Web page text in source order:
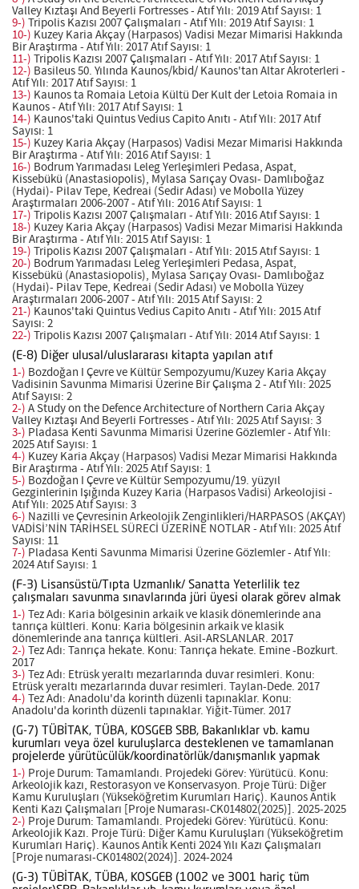
Valley Kıztaşı And Beyerli Fortresses - Atıf Yılı: 2019 Atıf Sayısı: 1
9-) Tripolis Kazısı 2007 Çalışmaları - Atıf Yılı: 2019 Atıf Sayısı: 1
10-) Kuzey Karia Akçay (Harpasos) Vadisi Mezar Mimarisi Hakkında
Bir Araştırma - Atıf Yılı: 2017 Atıf Sayısı: 1
11-) Tripolis Kazısı 2007 Çalışmaları - Atıf Yılı: 2017 Atıf Sayısı: 1
12-) Basileus 50. Yılında Kaunos/kbid/ Kaunos'tan Altar Akroterleri -
Atıf Yılı: 2017 Atıf Sayısı: 1
13-) Kaunos ta Romaia Letoia Kültü Der Kult der Letoia Romaia in
Kaunos - Atıf Yılı: 2017 Atıf Sayısı: 1
14-) Kaunos'taki Quintus Vedius Capito Anıtı - Atıf Yılı: 2017 Atıf
Sayısı: 1
15-) Kuzey Karia Akçay (Harpasos) Vadisi Mezar Mimarisi Hakkında
Bir Araştırma - Atıf Yılı: 2016 Atıf Sayısı: 1
16-) Bodrum Yarımadası Leleg Yerleşimleri Pedasa, Aspat,
Kissebükü (Anastasiopolis), Mylasa Sarıçay Ovası- Damlıboğaz
(Hydai)- Pilav Tepe, Kedreai (Sedir Adası) ve Mobolla Yüzey
Araştırmaları 2006-2007 - Atıf Yılı: 2016 Atıf Sayısı: 1
17-) Tripolis Kazısı 2007 Çalışmaları - Atıf Yılı: 2016 Atıf Sayısı: 1
18-) Kuzey Karia Akçay (Harpasos) Vadisi Mezar Mimarisi Hakkında
Bir Araştırma - Atıf Yılı: 2015 Atıf Sayısı: 1
19-) Tripolis Kazısı 2007 Çalışmaları - Atıf Yılı: 2015 Atıf Sayısı: 1
20-) Bodrum Yarımadası Leleg Yerleşimleri Pedasa, Aspat,
Kissebükü (Anastasiopolis), Mylasa Sarıçay Ovası- Damlıboğaz
(Hydai)- Pilav Tepe, Kedreai (Sedir Adası) ve Mobolla Yüzey
Araştırmaları 2006-2007 - Atıf Yılı: 2015 Atıf Sayısı: 2
21-) Kaunos'taki Quintus Vedius Capito Anıtı - Atıf Yılı: 2015 Atıf
Sayısı: 2
22-) Tripolis Kazısı 2007 Çalışmaları - Atıf Yılı: 2014 Atıf Sayısı: 1
(E-8) Diğer ulusal/uluslararası kitapta yapılan atıf
1-) Bozdoğan I Çevre ve Kültür Sempozyumu/Kuzey Karia Akçay
Vadisinin Savunma Mimarisi Üzerine Bir Çalışma 2 - Atıf Yılı: 2025
Atıf Sayısı: 2
2-) A Study on the Defence Architecture of Northern Caria Akçay
Valley Kıztaşı And Beyerli Fortresses - Atıf Yılı: 2025 Atıf Sayısı: 3
3-) Pladasa Kenti Savunma Mimarisi Üzerine Gözlemler - Atıf Yılı:
2025 Atıf Sayısı: 1
4-) Kuzey Karia Akçay (Harpasos) Vadisi Mezar Mimarisi Hakkında
Bir Araştırma - Atıf Yılı: 2025 Atıf Sayısı: 1
5-) Bozdoğan I Çevre ve Kültür Sempozyumu/19. yüzyıl
Gezginlerinin Işığında Kuzey Karia (Harpasos Vadisi) Arkeolojisi -
Atıf Yılı: 2025 Atıf Sayısı: 3
6-) Nazilli ve Çevresinin Arkeolojik Zenginlikleri/HARPASOS (AKÇAY)
VADİSİ’NİN TARİHSEL SÜRECİ ÜZERİNE NOTLAR - Atıf Yılı: 2025 Atıf
Sayısı: 11
7-) Pladasa Kenti Savunma Mimarisi Üzerine Gözlemler - Atıf Yılı:
2024 Atıf Sayısı: 1
(F-3) Lisansüstü/Tıpta Uzmanlık/ Sanatta Yeterlilik tez
çalışmaları savunma sınavlarında jüri üyesi olarak görev almak
1-) Tez Adı: Karia bölgesinin arkaik ve klasik dönemlerinde ana
tanrıça kültleri. Konu: Karia bölgesinin arkaik ve klasik
dönemlerinde ana tanrıça kültleri. Asil-ARSLANLAR. 2017
2-) Tez Adı: Tanrıça hekate. Konu: Tanrıça hekate. Emine -Bozkurt.
2017
3-) Tez Adı: Etrüsk yeraltı mezarlarında duvar resimleri. Konu:
Etrüsk yeraltı mezarlarında duvar resimleri. Taylan-Dede. 2017
4-) Tez Adı: Anadolu'da korinth düzenli tapınaklar. Konu:
Anadolu'da korinth düzenli tapınaklar. Yiğit-Tümer. 2017
(G-7) TÜBİTAK, TÜBA, KOSGEB SBB, Bakanlıklar vb. kamu
kurumları veya özel kuruluşlarca desteklenen ve tamamlanan
projelerde yürütücülük/koordinatörlük/danışmanlık yapmak
1-) Proje Durum: Tamamlandı. Projedeki Görev: Yürütücü. Konu:
Arkeolojik kazı, Restorasyon ve Konservasyon. Proje Türü: Diğer
Kamu Kuruluşları (Yükseköğretim Kurumları Hariç). Kaunos Antik
Kenti Kazı Çalışmaları [Proje Numarası-CK014802(2025)]. 2025-2025
2-) Proje Durum: Tamamlandı. Projedeki Görev: Yürütücü. Konu:
Arkeolojik Kazı. Proje Türü: Diğer Kamu Kuruluşları (Yükseköğretim
Kurumları Hariç). Kaunos Antik Kenti 2024 Yılı Kazı Çalışmaları
[Proje numarası-CK014802(2024)]. 2024-2024
(G-3) TÜBİTAK, TÜBA, KOSGEB (1002 ve 3001 hariç tüm